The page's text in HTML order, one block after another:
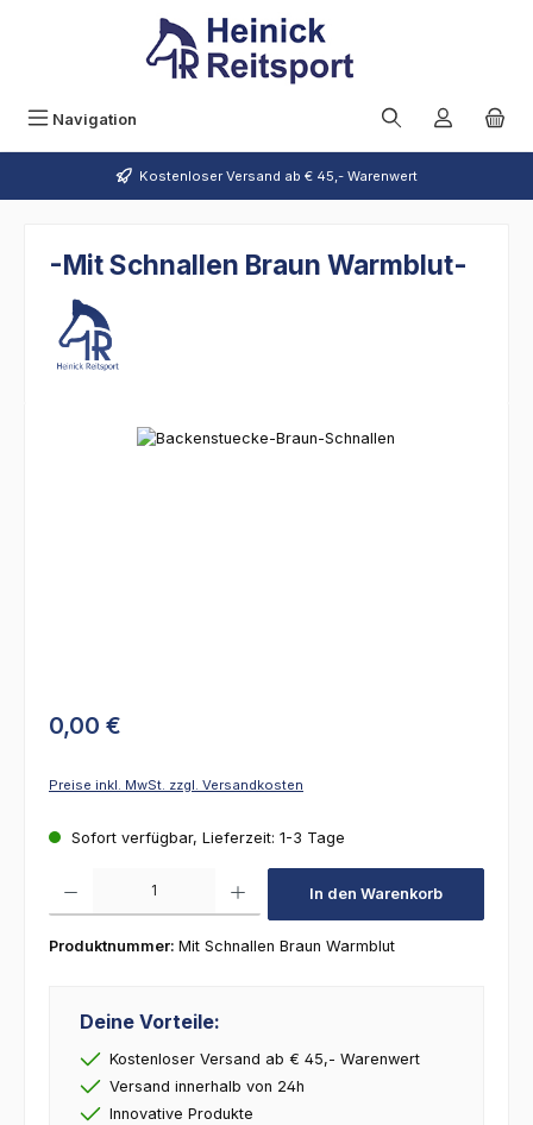
Zum Hauptinhalt springen
Navigation
Kostenloser Versand ab € 45,- Warenwert
-Mit Schnallen Braun Warmblut-
Bildergalerie überspringen
0,00 €
Preise inkl. MwSt. zzgl. Versandkosten
Sofort verfügbar, Lieferzeit: 1-3 Tage
In den Warenkorb
Produktnummer: Mit Schnallen Braun Warmblut
Deine Vorteile:
Kostenloser Versand ab € 45,- Warenwert
Versand innerhalb von 24h
Innovative Produkte